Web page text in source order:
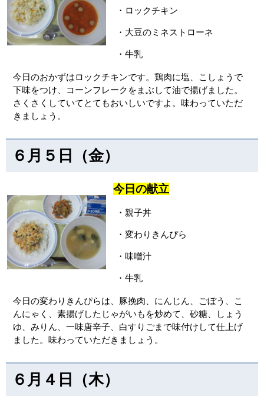
・ロックチキン
・大豆のミネストローネ
・牛乳
今日のおかずはロックチキンです。鶏肉に塩、こしょうで
下味をつけ、コーンフレークをまぶして油で揚げました。
さくさくしていてとてもおいしいですよ。味わっていただ
きましょう。
６月５日（金）
今日の献立
・親子丼
・変わりきんぴら
・味噌汁
・牛乳
今日の変わりきんぴらは、豚挽肉、にんじん、ごぼう、こ
んにゃく、素揚げしたじゃがいもを炒めて、砂糖、しょう
ゆ、みりん、一味唐辛子、白すりごまで味付けして仕上げ
ました。味わっていただきましょう。
６月４日（木）